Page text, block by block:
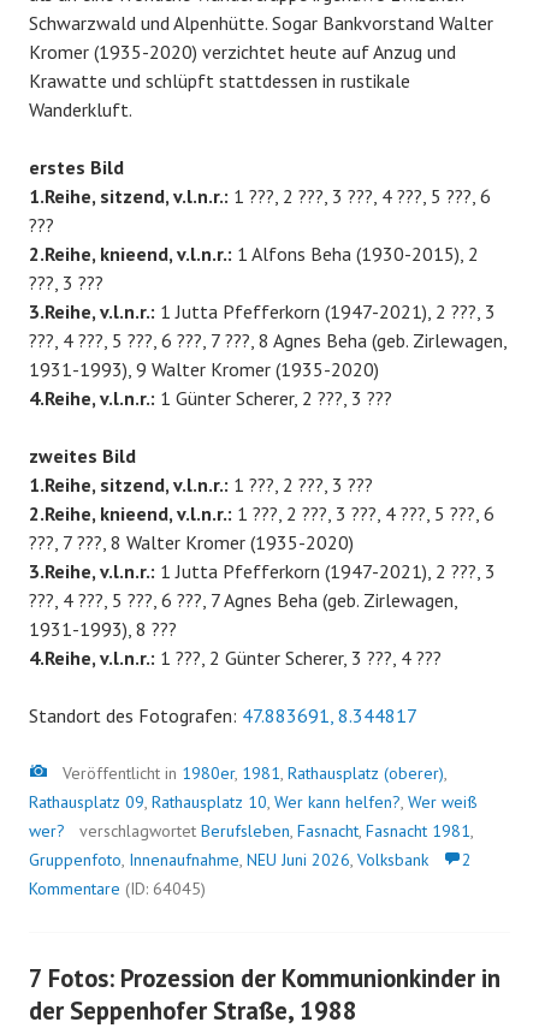
Schwarzwald und Alpenhütte. Sogar Bankvorstand Walter
Kromer (1935-2020) verzichtet heute auf Anzug und
Krawatte und schlüpft stattdessen in rustikale
Wanderkluft.
erstes Bild
1.Reihe, sitzend, v.l.n.r.: 1 ???, 2 ???, 3 ???, 4 ???, 5 ???, 6
???
2.Reihe, knieend, v.l.n.r.: 1 Alfons Beha (1930-2015), 2
???, 3 ???
3.Reihe, v.l.n.r.: 1 Jutta Pfefferkorn (1947-2021), 2 ???, 3
???, 4 ???, 5 ???, 6 ???, 7 ???, 8 Agnes Beha (geb. Zirlewagen,
1931-1993), 9 Walter Kromer (1935-2020)
4.Reihe, v.l.n.r.: 1 Günter Scherer, 2 ???, 3 ???
zweites Bild
1.Reihe, sitzend, v.l.n.r.: 1 ???, 2 ???, 3 ???
2.Reihe, knieend, v.l.n.r.: 1 ???, 2 ???, 3 ???, 4 ???, 5 ???, 6
???, 7 ???, 8 Walter Kromer (1935-2020)
3.Reihe, v.l.n.r.: 1 Jutta Pfefferkorn (1947-2021), 2 ???, 3
???, 4 ???, 5 ???, 6 ???, 7 Agnes Beha (geb. Zirlewagen,
1931-1993), 8 ???
4.Reihe, v.l.n.r.: 1 ???, 2 Günter Scherer, 3 ???, 4 ???
Standort des Fotografen: 47.883691, 8.344817
Bild
Veröffentlicht in 1980er, 1981, Rathausplatz (oberer),
Rathausplatz 09, Rathausplatz 10, Wer kann helfen?, Wer weiß
wer?
verschlagwortet Berufsleben, Fasnacht, Fasnacht 1981,
Gruppenfoto, Innenaufnahme, NEU Juni 2026, Volksbank
2
Kommentare (ID: 64045)
7 Fotos: Prozession der Kommunionkinder in
der Seppenhofer Straße, 1988